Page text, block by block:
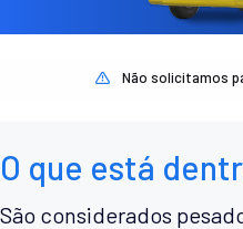
Não solicitamos
O que está
São considerados